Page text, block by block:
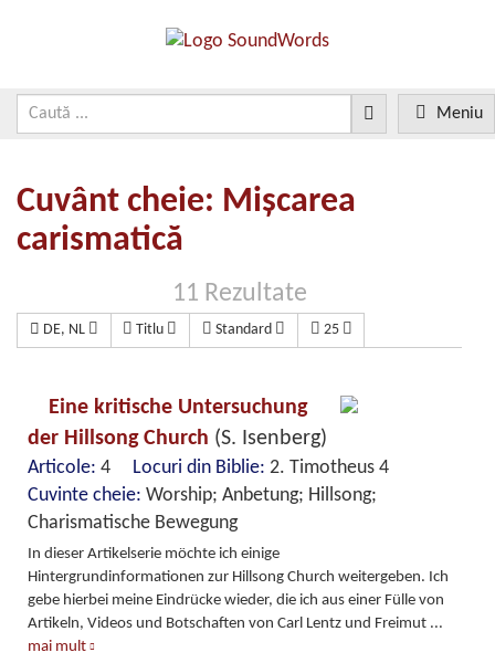
Meniu
Cuvânt cheie: Mișcarea
carismatică
11 Rezultate
DE, NL Titlu Standard 25
Eine kritische Untersuchung
der Hillsong Church (S. Isenberg)
Articole: 4 Locuri din Biblie: 2. Timotheus 4
Cuvinte cheie: Worship; Anbetung; Hillsong;
Charismatische Bewegung
In dieser Artikelserie möchte ich einige
Hintergrundinformationen zur Hillsong Church weitergeben. Ich
gebe hierbei meine Eindrücke wieder, die ich aus einer Fülle von
Artikeln, Videos und Botschaften von Carl Lentz und Freimut ...
mai mult